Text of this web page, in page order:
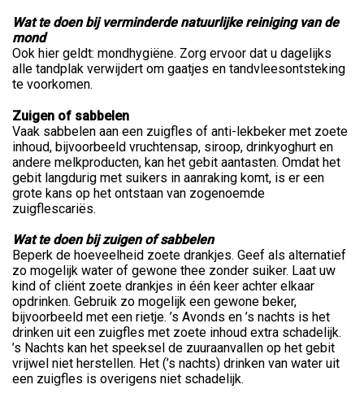
Wat te doen bij verminderde natuurlijke reiniging van de
mond
Ook hier geldt: mondhygiëne. Zorg ervoor dat u dagelijks
alle tandplak verwijdert om gaatjes en tandvleesontsteking
te voorkomen.
Zuigen of sabbelen
Vaak sabbelen aan een zuigfles of anti-lekbeker met zoete
inhoud, bijvoorbeeld vruchtensap, siroop, drinkyoghurt en
andere melkproducten, kan het gebit aantasten. Omdat het
gebit langdurig met suikers in aanraking komt, is er een
grote kans op het ontstaan van zogenoemde
zuigflescariës.
Wat te doen bij zuigen of sabbelen
Beperk de hoeveelheid zoete drankjes. Geef als alternatief
zo mogelijk water of gewone thee zonder suiker. Laat uw
kind of cliënt zoete drankjes in één keer achter elkaar
opdrinken. Gebruik zo mogelijk een gewone beker,
bijvoorbeeld met een rietje. ’s Avonds en ’s nachts is het
drinken uit een zuigfles met zoete inhoud extra schadelijk.
’s Nachts kan het speeksel de zuuraanvallen op het gebit
vrijwel niet herstellen. Het (’s nachts) drinken van water uit
een zuigfles is overigens niet schadelijk.